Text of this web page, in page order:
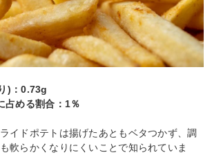
)：0.73g
占める割合：1％
イドポテトは揚げたあともベタつかず、調
軟らかくなりにくいことで知られていま